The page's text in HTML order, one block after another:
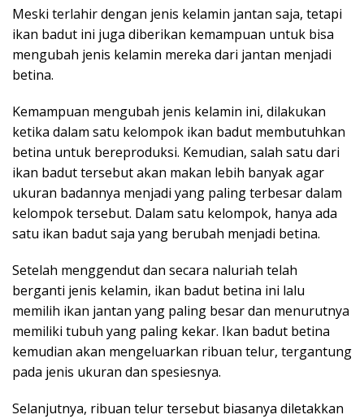
Meski terlahir dengan jenis kelamin jantan saja, tetapi
ikan badut ini juga diberikan kemampuan untuk bisa
mengubah jenis kelamin mereka dari jantan menjadi
betina.
Kemampuan mengubah jenis kelamin ini, dilakukan
ketika dalam satu kelompok ikan badut membutuhkan
betina untuk bereproduksi. Kemudian, salah satu dari
ikan badut tersebut akan makan lebih banyak agar
ukuran badannya menjadi yang paling terbesar dalam
kelompok tersebut. Dalam satu kelompok, hanya ada
satu ikan badut saja yang berubah menjadi betina.
Setelah menggendut dan secara naluriah telah
berganti jenis kelamin, ikan badut betina ini lalu
memilih ikan jantan yang paling besar dan menurutnya
memiliki tubuh yang paling kekar. Ikan badut betina
kemudian akan mengeluarkan ribuan telur, tergantung
pada jenis ukuran dan spesiesnya.
Selanjutnya, ribuan telur tersebut biasanya diletakkan